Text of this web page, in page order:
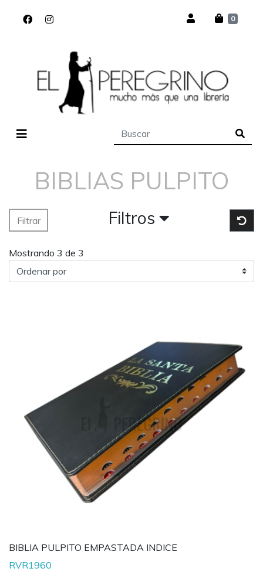
0
BIBLIAS PULPITO
Filtrar Filtros
Mostrando 3 de 3
BIBLIA PULPITO EMPASTADA INDICE
RVR1960